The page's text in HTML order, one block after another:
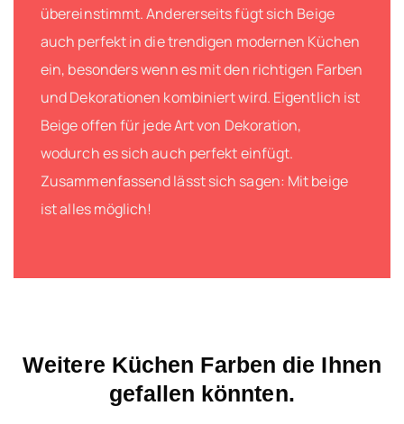
übereinstimmt. Andererseits fügt sich Beige
auch perfekt in die trendigen modernen Küchen
ein, besonders wenn es mit den richtigen Farben
und Dekorationen kombiniert wird. Eigentlich ist
Beige offen für jede Art von Dekoration,
wodurch es sich auch perfekt einfügt.
Zusammenfassend lässt sich sagen: Mit beige
ist alles möglich!
Weitere Küchen Farben die Ihnen
gefallen könnten.